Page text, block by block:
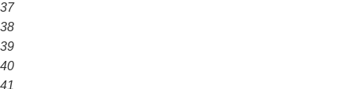
37
38
39
40
41